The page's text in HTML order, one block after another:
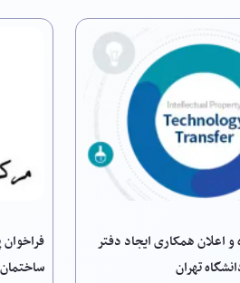
مجریان متقاضی و مرحلۀ
شهر
اعلان همکاری ایجاد دفتر
تهران